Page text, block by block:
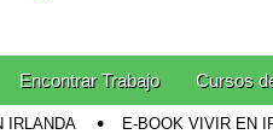
Encontrar Trabajo Cursos
IRLANDA E-BOOK VIVIR EN